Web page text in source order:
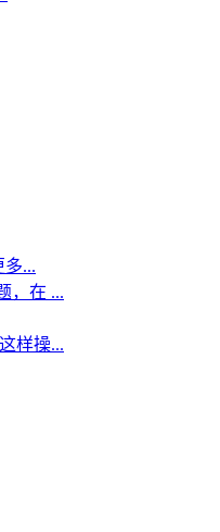
多...
，在 ...
样操...